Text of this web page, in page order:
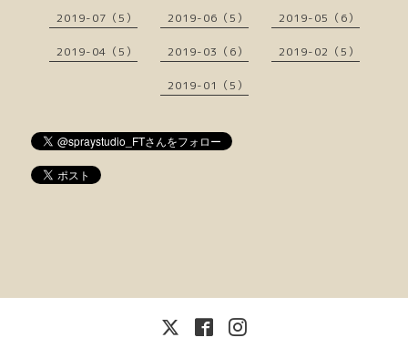
2019-07（5） 2019-06（5） 2019-05（6）
2019-04（5） 2019-03（6） 2019-02（5）
2019-01（5）